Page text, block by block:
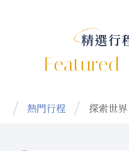
精選行
Featured
熱門行程 探索世界